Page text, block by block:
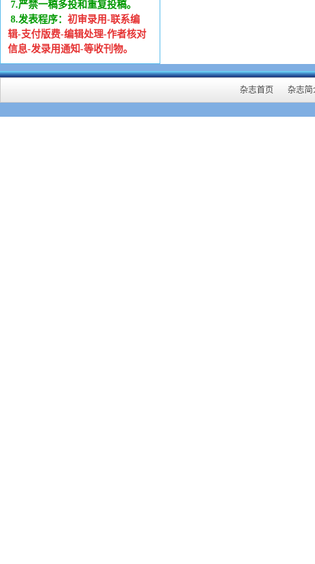
7.严禁一稿多投和重复投稿。
8.发表程序： 初审录用-联系编
辑-支付版费-编辑处理-作者核对
信息-发录用通知-等收刊物。
杂志首页 杂志简